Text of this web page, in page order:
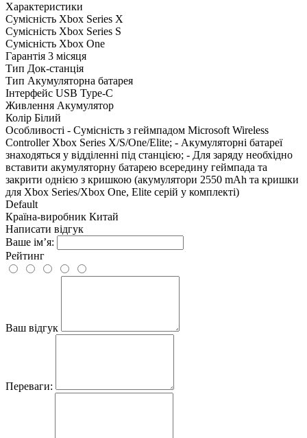
Характеристики
Сумісність Xbox Series X
Сумісність Xbox Series S
Сумісність Xbox One
Гарантія 3 місяця
Тип Док-станція
Тип Акумуляторна батарея
Інтерфейс USB Type-C
Живлення Акумулятор
Колір Білий
Особливості - Сумісність з геймпадом Microsoft Wireless
Controller Xbox Series X/S/One/Elite; - Акумуляторні батареї
знаходяться у відділенні під станцією; - Для заряду необхідно
вставити акумуляторну батарею всередину геймпада та
закрити однією з кришкою (акумулятори 2550 mAh та кришки
для Xbox Series/Xbox One, Elite серій у комплекті)
Default
Країна-виробник Китай
Написати відгук
Ваше ім’я:
Рейтинг
Ваш відгук
Переваги: